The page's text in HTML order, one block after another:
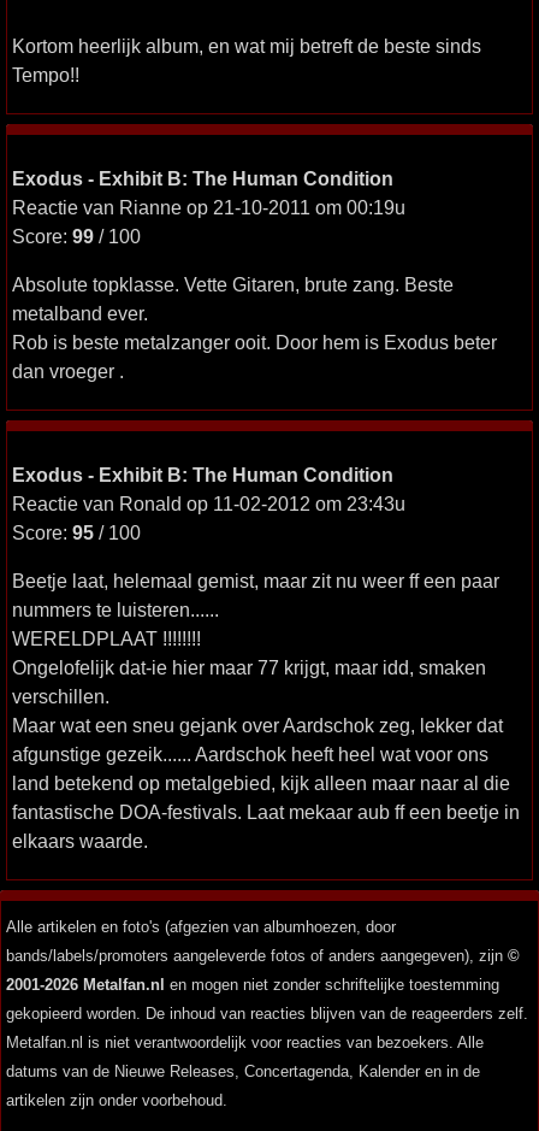
Kortom heerlijk album, en wat mij betreft de beste sinds
Tempo!!
Exodus - Exhibit B: The Human Condition
Reactie van Rianne op 21-10-2011 om 00:19u
Score: 99 / 100
Absolute topklasse. Vette Gitaren, brute zang. Beste
metalband ever.
Rob is beste metalzanger ooit. Door hem is Exodus beter
dan vroeger .
Exodus - Exhibit B: The Human Condition
Reactie van Ronald op 11-02-2012 om 23:43u
Score: 95 / 100
Beetje laat, helemaal gemist, maar zit nu weer ff een paar
nummers te luisteren......
WERELDPLAAT !!!!!!!!
Ongelofelijk dat-ie hier maar 77 krijgt, maar idd, smaken
verschillen.
Maar wat een sneu gejank over Aardschok zeg, lekker dat
afgunstige gezeik...... Aardschok heeft heel wat voor ons
land betekend op metalgebied, kijk alleen maar naar al die
fantastische DOA-festivals. Laat mekaar aub ff een beetje in
elkaars waarde.
Alle artikelen en foto's (afgezien van albumhoezen, door
bands/labels/promoters aangeleverde fotos of anders aangegeven), zijn ©
2001-2026 Metalfan.nl en mogen niet zonder schriftelijke toestemming
gekopieerd worden. De inhoud van reacties blijven van de reageerders zelf.
Metalfan.nl is niet verantwoordelijk voor reacties van bezoekers. Alle
datums van de Nieuwe Releases, Concertagenda, Kalender en in de
artikelen zijn onder voorbehoud.